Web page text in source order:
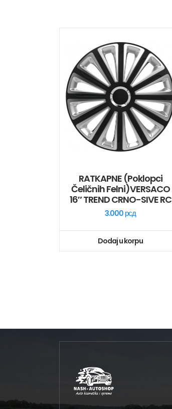
RATKAPNE (poklopci
Čeličnih Felni)VERSACO
16″ TREND CRNO-SIVE RC
3.000 рсд
Dodaj u korpu